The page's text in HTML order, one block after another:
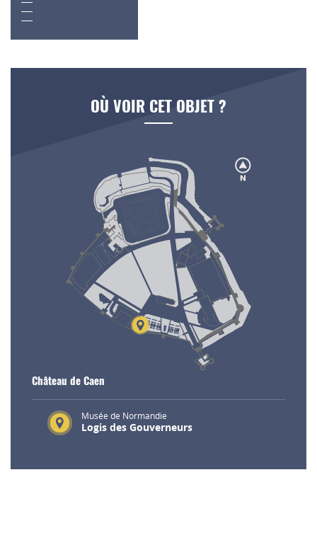
OÙ VOIR CET OBJET ?
Château de Caen
Musée de Normandie
Logis des Gouverneurs